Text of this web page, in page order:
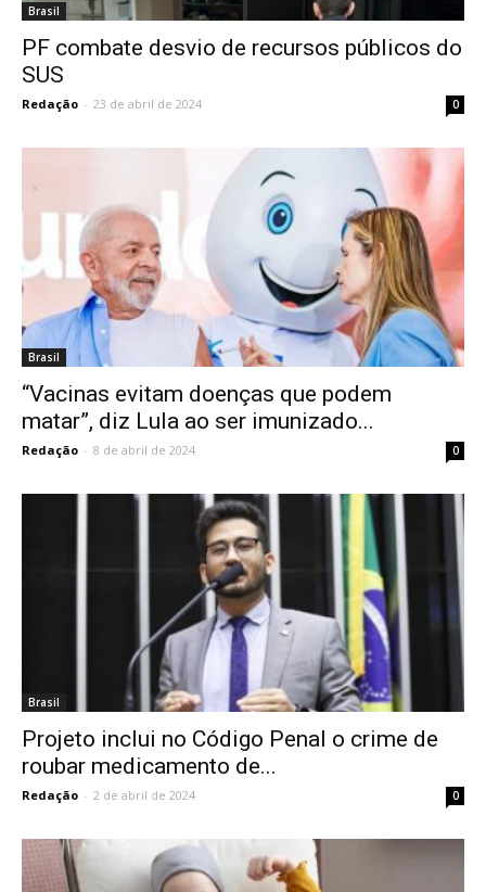
Brasil
PF combate desvio de recursos públicos do
SUS
Redação - 23 de abril de 2024 0
Brasil
“Vacinas evitam doenças que podem
matar”, diz Lula ao ser imunizado...
Redação - 8 de abril de 2024 0
Brasil
Projeto inclui no Código Penal o crime de
roubar medicamento de...
Redação - 2 de abril de 2024 0